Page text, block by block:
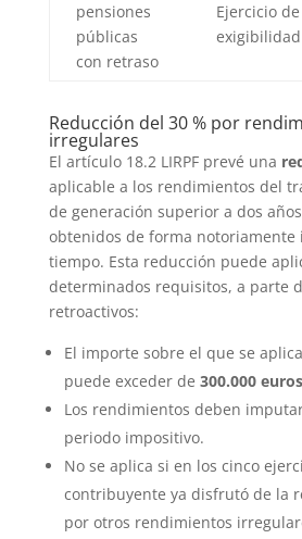
pensiones
públicas
con retraso
Ejercicio de
exigibilidad
Reducción del 30 % por
irregulares
El artículo 18.2 LIRPF prevé una
aplicable a los rendimientos del
de generación superior a dos
obtenidos de forma notoriamente
tiempo. Esta reducción puede
determinados requisitos, a parte
retroactivos:
El importe sobre el que se
puede exceder de 300.000 euros
Los rendimientos deben
periodo impositivo.
No se aplica si en los cinco
contribuyente ya disfrutó de la
por otros rendimientos